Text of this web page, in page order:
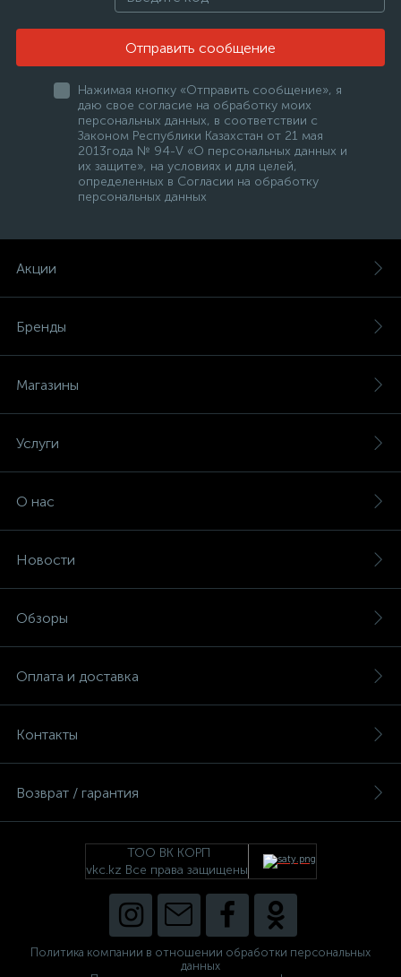
Отправить сообщение
Нажимая кнопку «Отправить сообщение», я
даю свое согласие на обработку моих
персональных данных, в соответствии с
Законом Республики Казахстан от 21 мая
2013года № 94-V «О персональных данных и
их защите», на условиях и для целей,
определенных в Согласии на обработку
персональных данных
Акции
Бренды
Магазины
Услуги
О нас
Новости
Обзоры
Оплата и доставка
Контакты
Возврат / гарантия
ТОО ВК КОРП
vkc.kz Все права защищены
Политика компании в отношении обработки персональных
данных